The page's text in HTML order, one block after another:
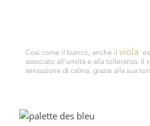
Così come il bianco, anche il viola
associato all’umiltà e alla tolleranza. Il
sensazione di calma, grazie alla sua